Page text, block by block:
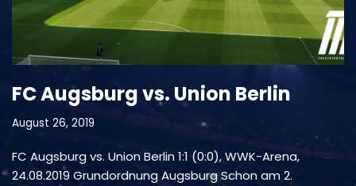
FC Augsburg vs. Union Berlin
August 26, 2019
FC Augsburg vs. Union Berlin 1:1 (0:0), WWK-Arena,
24.08.2019 Grundordnung Augsburg Schon am 2.